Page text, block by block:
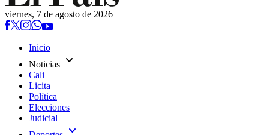
viernes, 7 de agosto de 2026
Inicio
Noticias expand_more
Cali
Licita
Política
Elecciones
Judicial
expand_more